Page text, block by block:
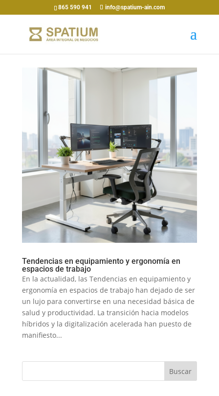
865 590 941 info@spatium-ain.com
Tendencias en equipamiento y ergonomía en
espacios de trabajo
En la actualidad, las Tendencias en equipamiento y
ergonomía en espacios de trabajo han dejado de ser
un lujo para convertirse en una necesidad básica de
salud y productividad. La transición hacia modelos
híbridos y la digitalización acelerada han puesto de
manifiesto...
Buscar